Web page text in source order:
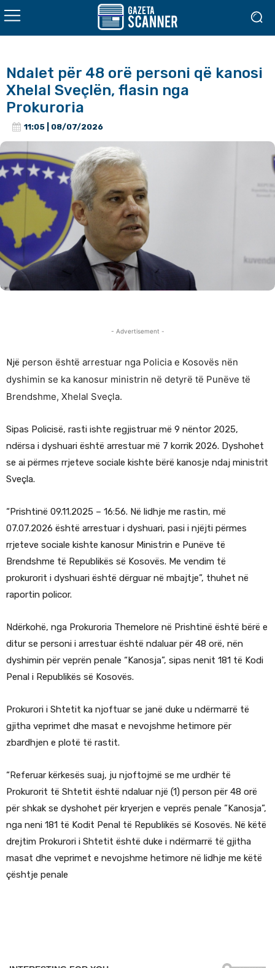
Ndalet për 48 orë personi që kanosi
Xhelal Sveçlën, flasin nga
Prokuroria
11:05 | 08/07/2026
- Advertisement -
Një person është arrestuar nga Policia e Kosovës nën
dyshimin se ka kanosur ministrin në detyrë të Punëve të
Brendshme, Xhelal Sveçla.
Sipas Policisë, rasti ishte regjistruar më 9 nëntor 2025,
ndërsa i dyshuari është arrestuar më 7 korrik 2026. Dyshohet
se ai përmes rrjeteve sociale kishte bërë kanosje ndaj ministrit
Sveçla.
“Prishtinë 09.11.2025 – 16:56. Në lidhje me rastin, më
07.07.2026 është arrestuar i dyshuari, pasi i njëjti përmes
rrjeteve sociale kishte kanosur Ministrin e Punëve të
Brendshme të Republikës së Kosovës. Me vendim të
prokurorit i dyshuari është dërguar në mbajtje”, thuhet në
raportin policor.
Ndërkohë, nga Prokuroria Themelore në Prishtinë është bërë e
ditur se personi i arrestuar është ndaluar për 48 orë, nën
dyshimin për veprën penale “Kanosja”, sipas nenit 181 të Kodi
Penal i Republikës së Kosovës.
Prokurori i Shtetit ka njoftuar se janë duke u ndërmarrë të
gjitha veprimet dhe masat e nevojshme hetimore për
zbardhjen e plotë të rastit.
“Referuar kërkesës suaj, ju njoftojmë se me urdhër të
Prokurorit të Shtetit është ndaluar një (1) person për 48 orë
për shkak se dyshohet për kryerjen e veprës penale ”Kanosja”,
nga neni 181 të Kodit Penal të Republikës së Kosovës. Në këtë
drejtim Prokurori i Shtetit është duke i ndërmarrë të gjitha
masat dhe veprimet e nevojshme hetimore në lidhje me këtë
çështje penale